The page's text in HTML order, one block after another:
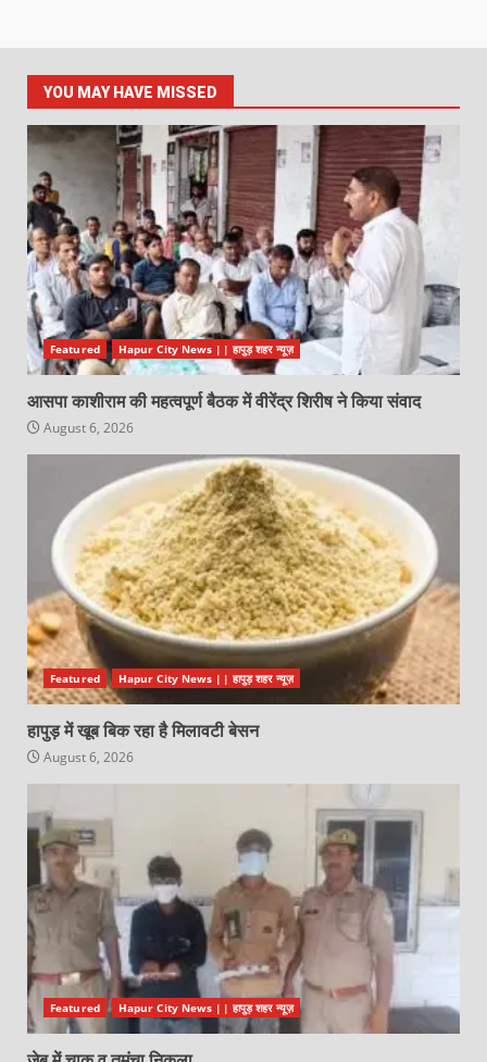
YOU MAY HAVE MISSED
Featured Hapur City News || हापुड़ शहर न्यूज़
आसपा काशीराम की महत्वपूर्ण बैठक में वीरेंद्र शिरीष ने किया संवाद
August 6, 2026
Featured Hapur City News || हापुड़ शहर न्यूज़
हापुड़ में खूब बिक रहा है मिलावटी बेसन
August 6, 2026
Featured Hapur City News || हापुड़ शहर न्यूज़